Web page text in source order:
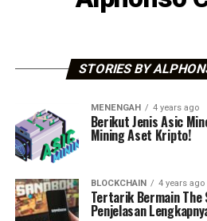
STORIES BY
MENENGAH 4 years ago
Berikut Jenis Asic
Mining Aset Kripto!
BLOCKCHAIN 4 years ago
Tertarik Bermain The
Penjelasan